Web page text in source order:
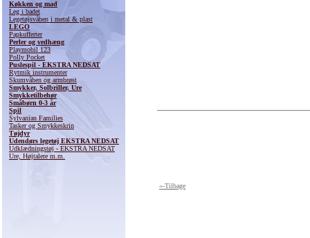
Køkken og mad
Leg i badet
Legetøjsvåben i metal & plast
LEGO
Papkufferter
Perler og vedhæng
Playmobil 123
Polly Pocket
Puslespil - EKSTRA NEDSAT
Rytmik instrumenter
Skumvåben og armbrøst
Smykker, Solbriller, Ure
Smykketilbehør
Småbørn 0-3 år
Spil
Sylvanian Families
Tasker og Smykkeskrin
Tøjdyr
Udendørs legetøj EKSTRA NEDSAT
Udklædningstøj - EKSTRA NEDSAT
Ure, Højtalere m.m.
«-Tilbage